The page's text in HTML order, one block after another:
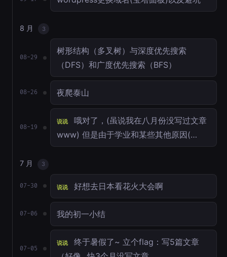
8 月 3
08-29
树形结构（多叉树）与深度优先搜索
（DFS）和广度优先搜索（BFS）
08-26 夜爬泰山
08-19
说说
哦对了，(虽说我在八月份没写过文章
www) 但是由于学业和某些其他原因(…
7 月 3
07-30 说说 好想去日本看花火大会啊
07-06 我的初一小结
07-05
说说
终于暑假了~ 立个flag：写5篇文章